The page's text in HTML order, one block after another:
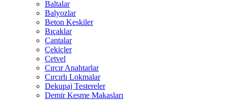
Baltalar
Balyozlar
Beton Keskiler
Bıçaklar
Çantalar
Çekiçler
Cetvel
Cırcır Anahtarlar
Cırcırlı Lokmalar
Dekupaj Testereler
Demir Kesme Makasları